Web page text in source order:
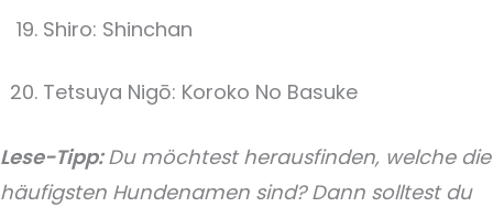
Shiro: Shinchan
Tetsuya Nigō: Koroko No Basuke
Lese-Tipp:Du möchtest herausfinden, welche die
häufigsten Hundenamen sind? Dann solltest du